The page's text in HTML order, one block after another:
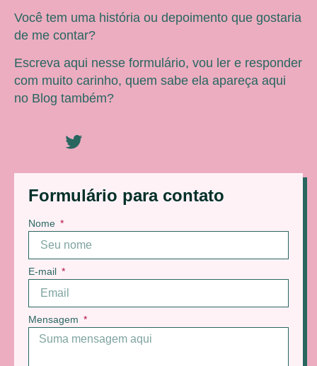
Formulário para contato
Nome
E-mail
Mensagem
Você tem uma história ou depoimento que gostaria
de me contar?
Escreva aqui nesse formulário, vou ler e responder
com muito carinho, quem sabe ela apareça aqui
no Blog também?